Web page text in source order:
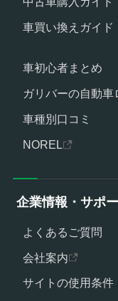
車買い換えガイド
車初心者まとめ
ガリバーの自動車
車種別口コミ
NOREL
企業情報・サポ
よくあるご質問
会社案内
サイトの使用条件